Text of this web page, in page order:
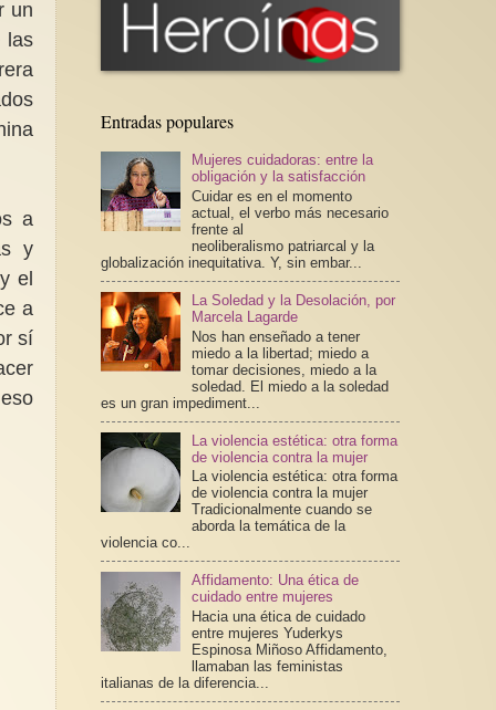
un
las
a
y
el
a
sí
Entradas populares
Mujeres cuidadoras: entre la
obligación y la satisfacción
Cuidar es en el momento
actual, el verbo más necesario
frente al
neoliberalismo patriarcal y la
globalización inequitativa. Y, sin embar...
La Soledad y la Desolación, por
Marcela Lagarde
Nos han enseñado a tener
miedo a la libertad; miedo a
tomar decisiones, miedo a la
soledad. El miedo a la soledad
es un gran impediment...
La violencia estética: otra forma
de violencia contra la mujer
La violencia estética: otra forma
de violencia contra la mujer
Tradicionalmente cuando se
aborda la temática de la
violencia co...
Affidamento: Una ética de
cuidado entre mujeres
Hacia una ética de cuidado
entre mujeres Yuderkys
Espinosa Miñoso Affidamento,
llamaban las feministas
italianas de la diferencia...